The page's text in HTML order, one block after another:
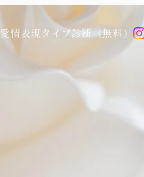
愛情表現タイプ診断（無料）